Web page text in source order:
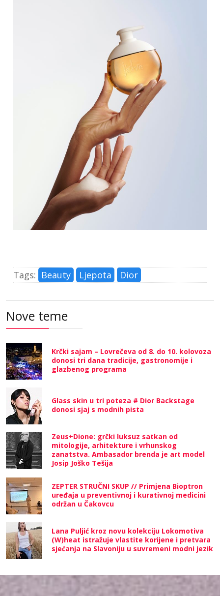
Tags: Beauty Ljepota Dior
Nove teme
Krčki sajam – Lovrečeva od 8. do 10. kolovoza
donosi tri dana tradicije, gastronomije i
glazbenog programa
Glass skin u tri poteza # Dior Backstage
donosi sjaj s modnih pista
Zeus+Dione: grčki luksuz satkan od
mitologije, arhitekture i vrhunskog
zanatstva. Ambasador brenda je art model
Josip Joško Tešija
ZEPTER STRUČNI SKUP // Primjena Bioptron
uređaja u preventivnoj i kurativnoj medicini
održan u Čakovcu
Lana Puljić kroz novu kolekciju Lokomotiva
(W)heat istražuje vlastite korijene i pretvara
sjećanja na Slavoniju u suvremeni modni jezik